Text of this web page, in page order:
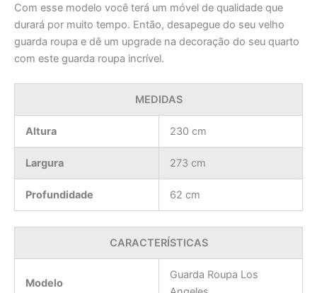
Com esse modelo você terá um móvel de qualidade que
durará por muito tempo. Então, desapegue do seu velho
guarda roupa e dê um upgrade na decoração do seu quarto
com este guarda roupa incrível.
MEDIDAS
Altura 230 cm
Largura 273 cm
Profundidade 62 cm
CARACTERÍSTICAS
Modelo
Guarda Roupa Los